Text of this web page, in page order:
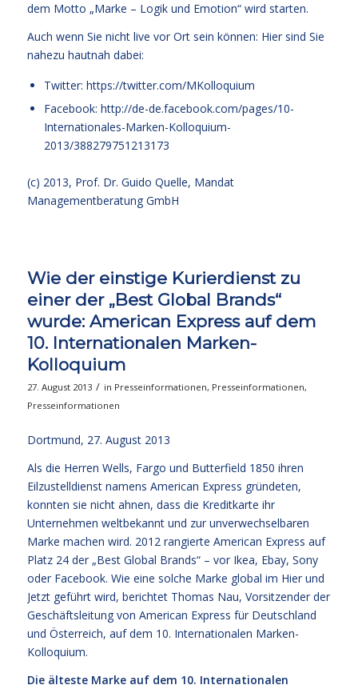
dem Motto „Marke – Logik und Emotion“ wird starten.
Auch wenn Sie nicht live vor Ort sein können: Hier sind Sie
nahezu hautnah dabei:
Twitter: https://twitter.com/MKolloquium
Facebook: http://de-de.facebook.com/pages/10-
Internationales-Marken-Kolloquium-
2013/388279751213173
(c) 2013, Prof. Dr. Guido Quelle, Mandat
Managementberatung GmbH
Wie der einstige Kurierdienst zu
einer der „Best Global Brands“
wurde: American Express auf dem
10. Internationalen Marken-
Kolloquium
27. August 2013 / in Presseinformationen, Presseinformationen,
Presseinformationen
Dortmund, 27. August 2013
Als die Herren Wells, Fargo und Butterfield 1850 ihren
Eilzustelldienst namens American Express gründeten,
konnten sie nicht ahnen, dass die Kreditkarte ihr
Unternehmen weltbekannt und zur unverwechselbaren
Marke machen wird. 2012 rangierte American Express auf
Platz 24 der „Best Global Brands“ – vor Ikea, Ebay, Sony
oder Facebook. Wie eine solche Marke global im Hier und
Jetzt geführt wird, berichtet Thomas Nau, Vorsitzender der
Geschäftsleitung von American Express für Deutschland
und Österreich, auf dem 10. Internationalen Marken-
Kolloquium.
Die älteste Marke auf dem 10. Internationalen